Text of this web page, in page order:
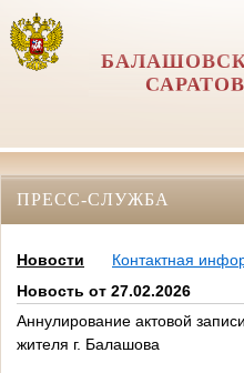
ПРЕСС-СЛУЖБА
Новости
Контактная
Новость от 27.02.2026
Аннулирование актовой
жителя г. Балашова